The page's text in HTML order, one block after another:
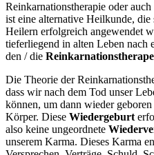
Reinkarnationstherapie oder auch
ist eine alternative Heilkunde,
Heilern erfolgreich angewendet
tieferliegend in alten Leben nach
den / die
Die Theorie der
dass wir nach dem Tod unser
können, um dann wieder
Körper. Diese Wiedergeburt
also keine ungeordnete
unserem Karma. Dieses Karma